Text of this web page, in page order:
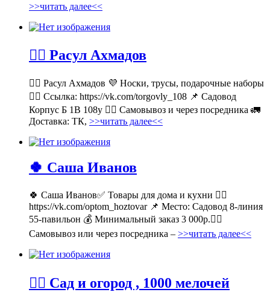
>>читать далее<<
💁‍♂ Расул Ахмадов
💁‍♂ Расул Ахмадов 💜 Носки, трусы, подарочные наборы
👉🏻 Ссылка: https://vk.com/torgovly_108 📌 Садовод
Корпус Б 1В 108у 🚶‍♂ Самовывоз и через посредника 🚛
Доставка: ТК, >>читать далее<<
🍀 Саша Иванов
🍀 Саша Иванов✅ Товары для дома и кухни 👉🏻
https://vk.com/optom_hoztovar 📌 Место: Садовод 8-линия
55-павильон 💰 Минимальный заказ 3 000р.🚶‍♀
Самовывоз или через посредника – >>читать далее<<
💁‍♂ Сад и огород , 1000 мелочей